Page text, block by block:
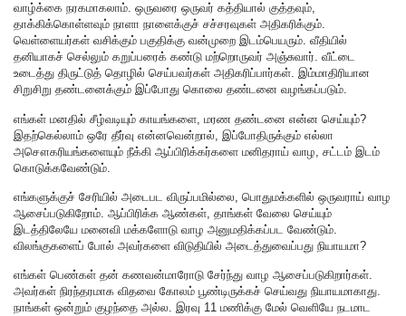
வாழ்க்கை நரகமாகலாம். ஒருவரை ஒருவர் கத்தியால் குத்தவும்,
தாக்கிக்கொள்ளவும் நாளா நாளைக்குச் சச்சரவுகள் அதிகரிக்கும்.
வெள்ளையர்கள் வசிக்கும் பகுதிக்கு வன்முறை இடம்பெயரும். வீதியில்
தனியாகச் செல்லும் கறுப்பரைக் கண்டு மற்றொருவர் அஞ்சுவார். வீட்டை
உடைத்து திருட்டுத் தொழில் செய்பவர்கள் அதிகரிப்பார்கள். இம்மாதிரியான
சிறுசிறு தண்டனைக்கும் இப்போது கொலை தண்டனை வழங்கப்படும்‌.
எங்கள் மனதில் சீழ்வடியும் காயங்களை, மரண தண்டனை என்ன செய்யும்?
இதற்கெல்லாம் ஒரே தீர்வு என்னவென்றால், இப்போதிருக்கும் எல்லா
அசௌகரியங்களையும் நீக்கி ஆப்பிரிக்கர்களை மனிதராய் வாழ, சட்டம் இடம்
கொடுக்கவேண்டும்.
எங்களுக்குச் சேரியில் அடைபட விருப்பமில்லை, பொதுமக்களில் ஒருவராய் வாழ
ஆசைப்படுகிறோம். ஆப்பிரிக்க ஆண்கள், தாங்கள் வேலை செய்யும்
இடத்திலேயே மனைவி மக்களோடு வாழ அனுமதிக்கப்பட வேண்டும்.
விலங்குகளைப் போல் அவர்களை விடுதியில் அடைத்துவைப்பது நியாயமா?
எங்கள் பெண்கள் தன் கணவன்மாரோடு சேர்ந்து வாழ ஆசைப்படுகிறார்கள்.
அவர்கள் நிரந்தரமாக விதவை கோலம் பூண்டிருக்கச் செய்வது நியாயமாகாது.
நாங்கள் ஒன்றும் குழந்தை அல்ல. இரவு 11 மணிக்கு மேல் வெளியே நடமாட